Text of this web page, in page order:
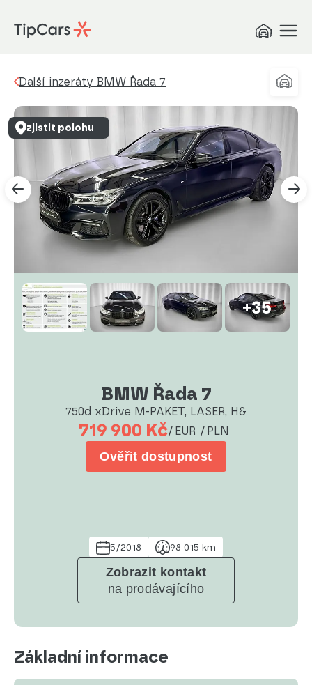
Další inzeráty BMW Řada 7
+35
BMW Řada 7
750d xDrive M-PAKET, LASER, H&
719 900 Kč/ EUR / PLN
Ověřit dostupnost
5/2018 98 015 km
Zobrazit kontakt
na prodávajícího
zjistit polohu
Základní informace